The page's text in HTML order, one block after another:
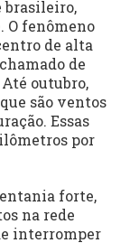
brasileiro,
O fenômeno
de alta
de
outubro,
são ventos
Essas
por
forte,
na rede
interromper